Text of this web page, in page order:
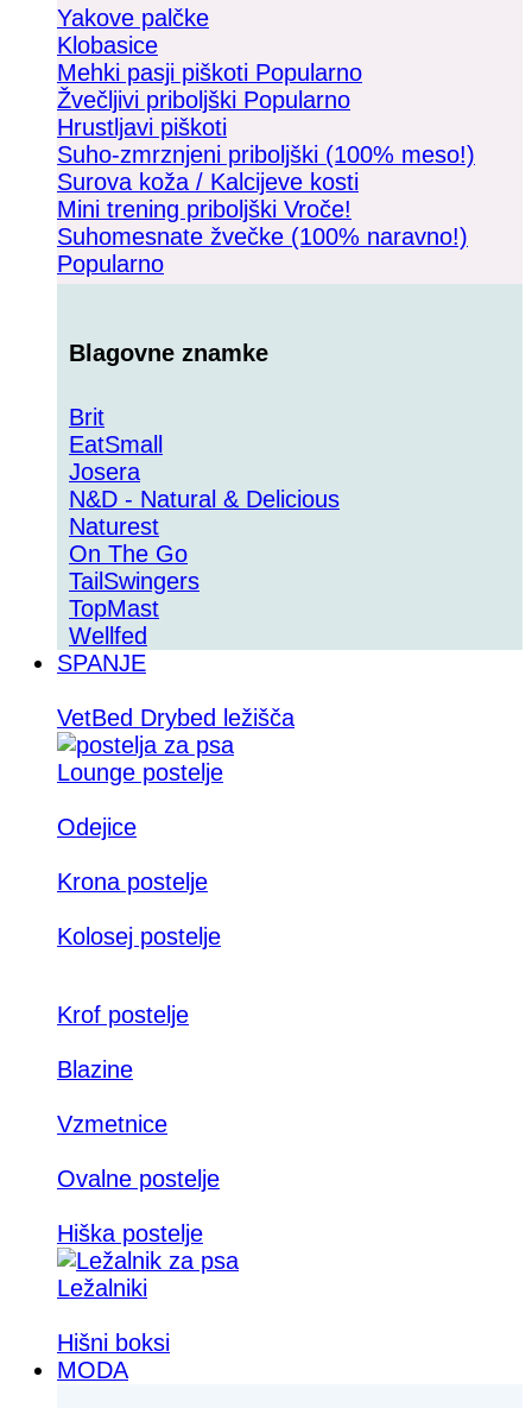
Yakove palčke
Klobasice
Mehki pasji piškoti
Žvečljivi priboljški
Hrustljavi piškoti
Suho-zmrznjeni priboljški (100% meso!)
Surova koža / Kalcijeve kosti
Mini trening priboljški
Suhomesnate žvečke (100% naravno!)
Blagovne znamke
Brit
EatSmall
Josera
N&D - Natural & Delicious
Naturest
On The Go
TailSwingers
TopMast
Wellfed
SPANJE
VetBed Drybed ležišča
Lounge postelje
Odejice
Krona postelje
Kolosej postelje
Krof postelje
Blazine
Vzmetnice
Ovalne postelje
Hiška postelje
Ležalniki
Hišni boksi
MODA